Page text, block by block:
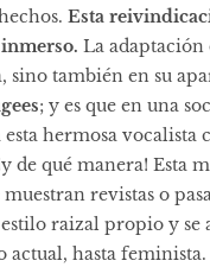
Esta
La
sino también en su
; y es que en una
esta hermosa
de qué manera! Esta
revistas o
raizal propio y se
actual, hasta feminista.